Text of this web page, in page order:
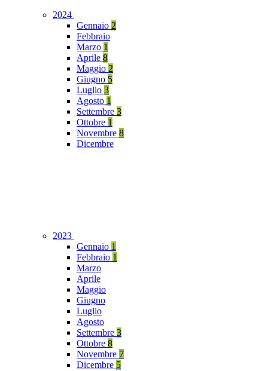
2024
Gennaio 2
Febbraio
Marzo 1
Aprile 8
Maggio 2
Giugno 5
Luglio 3
Agosto 1
Settembre 3
Ottobre 1
Novembre 8
Dicembre
2023
Gennaio 1
Febbraio 1
Marzo
Aprile
Maggio
Giugno
Luglio
Agosto
Settembre 3
Ottobre 8
Novembre 7
Dicembre 5